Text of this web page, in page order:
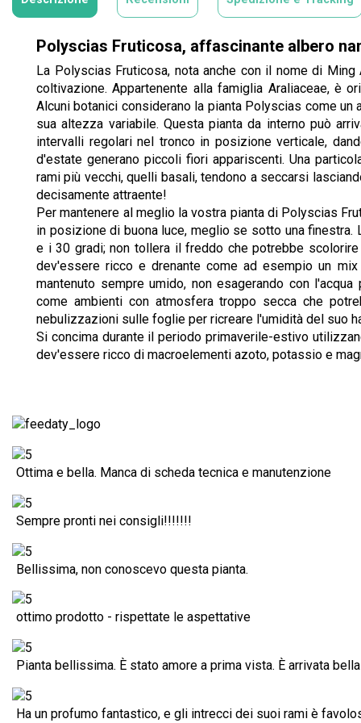
Polyscias Fruticosa, affascinante albero
La Polyscias Fruticosa, nota anche con il nome di
coltivazione. Appartenente alla famiglia Araliaceae, è
Alcuni botanici considerano la pianta Polyscias come un
sua altezza variabile. Questa pianta da interno può
intervalli regolari nel tronco in posizione verticale,
d'estate generano piccoli fiori appariscenti. Una
rami più vecchi, quelli basali, tendono a seccarsi
decisamente attraente!
Per mantenere al meglio la vostra pianta di Polyscias
in posizione di buona luce, meglio se sotto una finestra.
e i 30 gradi; non tollera il freddo che potrebbe
dev'essere ricco e drenante come ad esempio un
mantenuto sempre umido, non esagerando con
come ambienti con atmosfera troppo secca che
nebulizzazioni sulle foglie per ricreare l'umidità del suo
Si concima durante il periodo primaverile-estivo
dev'essere ricco di macroelementi azoto, potassio e
Ottima e bella. Manca di scheda tecnica e manutenzione
Sempre pronti nei consigli!!!!!!!
Bellissima, non conoscevo questa pianta.
ottimo prodotto - rispettate le aspettative
Pianta bellissima. È stato amore a prima vista. È arrivata
Ha un profumo fantastico, e gli intrecci dei suoi rami è